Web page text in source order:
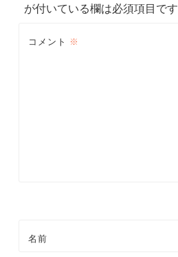
ゲ
ー
が付いている欄は必須項目です
コメント ※
名前